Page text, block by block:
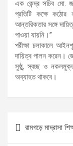
এক কেন্দ্র সচিব মো.
প্রতিটি কক্ষে কঠোর
আন্তরিকতার সঙ্গে
পাওয়া যায়নি।”
পরীক্ষা চলাকালে
দায়িত্ব পালন করেন।
সুষ্ঠু, স্বচ্ছ ও
অব্যাহত থাকবে।
navigation
রামগড়ে মাদ্রাসা